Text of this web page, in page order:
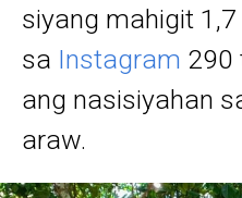
siyang mahigit
sa Instagram 290
ang nasisiyahan
araw.